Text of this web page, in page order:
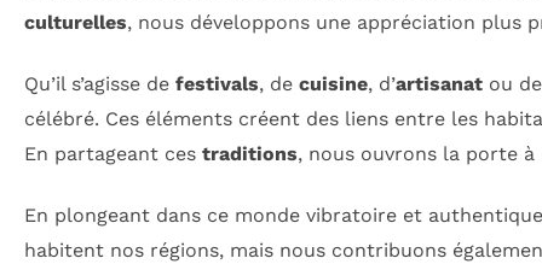
culturelles, nous développons une appréciation plus
Qu’il s’agisse de festivals, de cuisine, d’artisanat ou
célébré. Ces éléments créent des liens entre les
En partageant ces traditions, nous ouvrons la porte
En plongeant dans ce monde vibratoire et
habitent nos régions, mais nous contribuons